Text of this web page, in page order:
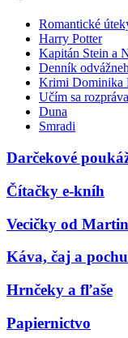
Romantické
Harry Potter
Kapitán Stein a
Denník
Krimi Dominika
Učím sa
Duna
Smradi
Darčekové
Čítačky e-kníh
Vecičky od
Káva, čaj a
Hrnčeky a fľaše
Papiernictvo